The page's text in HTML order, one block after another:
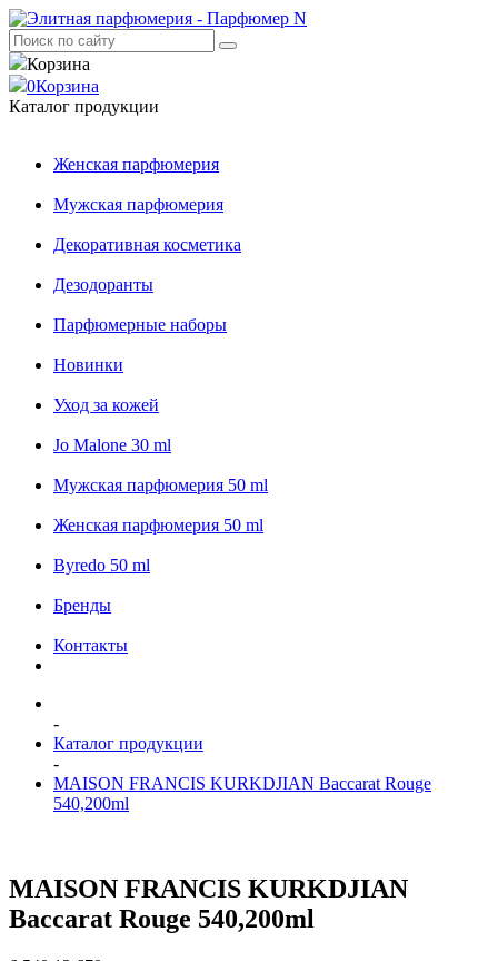
Корзина
0Корзина
Каталог продукции
Женская парфюмерия
Мужская парфюмерия
Декоративная косметика
Дезодоранты
Парфюмерные наборы
Новинки
Уход за кожей
Jo Malone 30 ml
Мужская парфюмерия 50 ml
Женская парфюмерия 50 ml
Byredo 50 ml
Бренды
Контакты
-
Каталог продукции
-
MAISON FRANCIS KURKDJIAN Baccarat Rouge
540,200ml
MAISON FRANCIS KURKDJIAN
Baccarat Rouge 540,200ml